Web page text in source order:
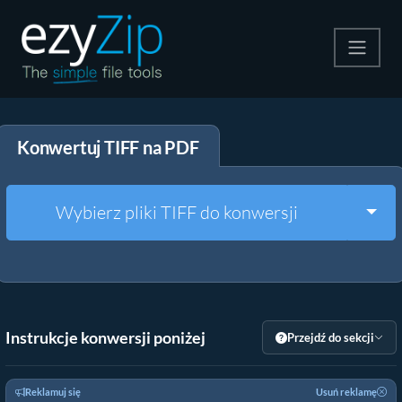
Rozpakuj
Inne narzędzia
Konwertuj TIFF na PDF
Wybierz pliki TIFF do konwersji
Instrukcje konwersji poniżej Przejdź do sekcji
Reklamuj się Usuń reklamę